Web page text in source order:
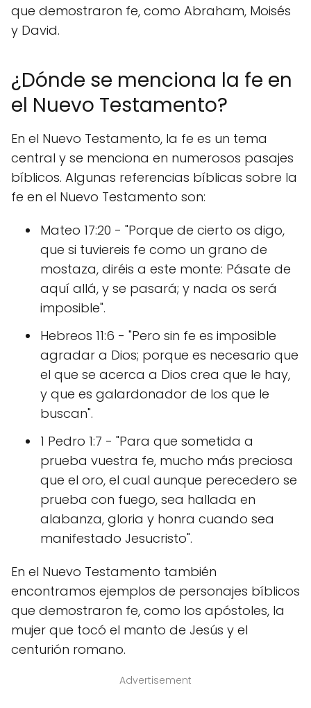
que demostraron fe, como Abraham, Moisés
y David.
¿Dónde se menciona la fe en
el Nuevo Testamento?
En el Nuevo Testamento, la fe es un tema
central y se menciona en numerosos pasajes
bíblicos. Algunas referencias bíblicas sobre la
fe en el Nuevo Testamento son:
Mateo 17:20 - "Porque de cierto os digo,
que si tuviereis fe como un grano de
mostaza, diréis a este monte: Pásate de
aquí allá, y se pasará; y nada os será
imposible".
Hebreos 11:6 - "Pero sin fe es imposible
agradar a Dios; porque es necesario que
el que se acerca a Dios crea que le hay,
y que es galardonador de los que le
buscan".
1 Pedro 1:7 - "Para que sometida a
prueba vuestra fe, mucho más preciosa
que el oro, el cual aunque perecedero se
prueba con fuego, sea hallada en
alabanza, gloria y honra cuando sea
manifestado Jesucristo".
En el Nuevo Testamento también
encontramos ejemplos de personajes bíblicos
que demostraron fe, como los apóstoles, la
mujer que tocó el manto de Jesús y el
centurión romano.
Advertisement